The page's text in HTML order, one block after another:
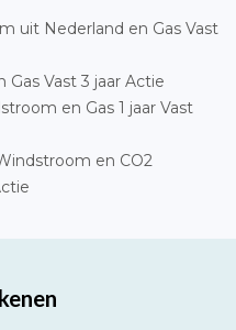
uit Nederland en Gas Vast
Vast 3 jaar Actie
en Gas 1 jaar Vast
en CO2